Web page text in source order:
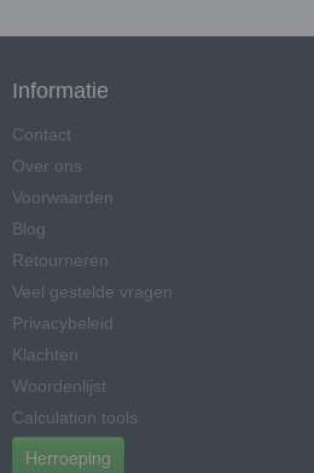
Informatie
Contact
Over ons
Voorwaarden
Blog
Retourneren
Veel gestelde vragen
Privacybeleid
Klachten
Woordenlijst
Calculation tools
Herroeping